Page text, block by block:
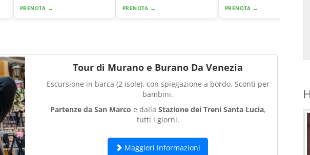
PRENOTA → PRENOTA → PRENOTA →
Tour di Murano e Burano Da Venezia
Escursione in barca (2 isole), con spiegazione a bordo. Sconti per
bambini.
Partenze da San Marco e dalla Stazione dei Treni Santa Lucia,
tutti i giorni.
Maggiori informazioni